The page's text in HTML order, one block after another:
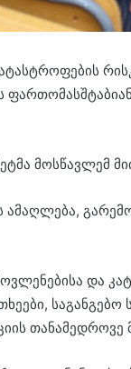
მოსწავლემ
ამაღლება,
და
საგანგებო
თანამედროვე